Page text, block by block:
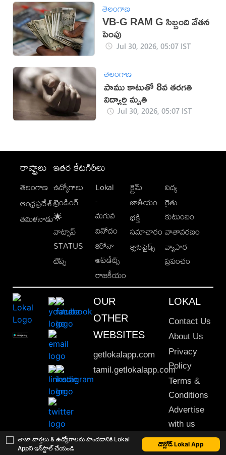
తాజా వార్తలు & ఉద్యోగాలను పొందడానికి Lokal
Appని ఇన్‌స్టాల్ చేయండి
డౌన్లోడ్ Lokal App
తెలంగాణ
VB-G RAM G సిబ్బంది వేతన
పెంపు
Jul 30, 2026, 05:07 IST
తెలంగాణ
పాము కాటుతో 8వ తరగతి
విద్యార్థి మృతి
Jul 30, 2026, 05:07 IST
రాష్ట్రాలు
తెలంగాణ
ఆంధ్రప్రదేశ్
తమిళనాడు
ఇతర కేటగిరీలు
ఉద్యోగాలు
ట్రెండింగ్
🌟
వాట్సాప్
STATUS
టిప్స్
Lokal
-
మగువ
వినోదం
కరోనా
అప్‌డేట్స్
రాజకీయం
క్రైమ్
జాతీయం
భక్తి
సమాచారం
క్లాసిఫైడ్స్
విద్య
రైతు
కుటుంబం
వాతావరణం
వ్యాపార
ప్రపంచం
OUR
OTHER
WEBSITES
getlokalapp.com
tamil.getlokalapp.com
LOKAL
Contact Us
About Us
Privacy
Policy
Terms &
Conditions
Advertise
with us
Sitemap
This material may not be published, transmitted, rewritten or redistributed. © 2020 Lokal App. All rights reserved.